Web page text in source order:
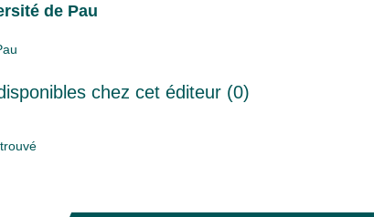
de Pau
chez cet éditeur (0)